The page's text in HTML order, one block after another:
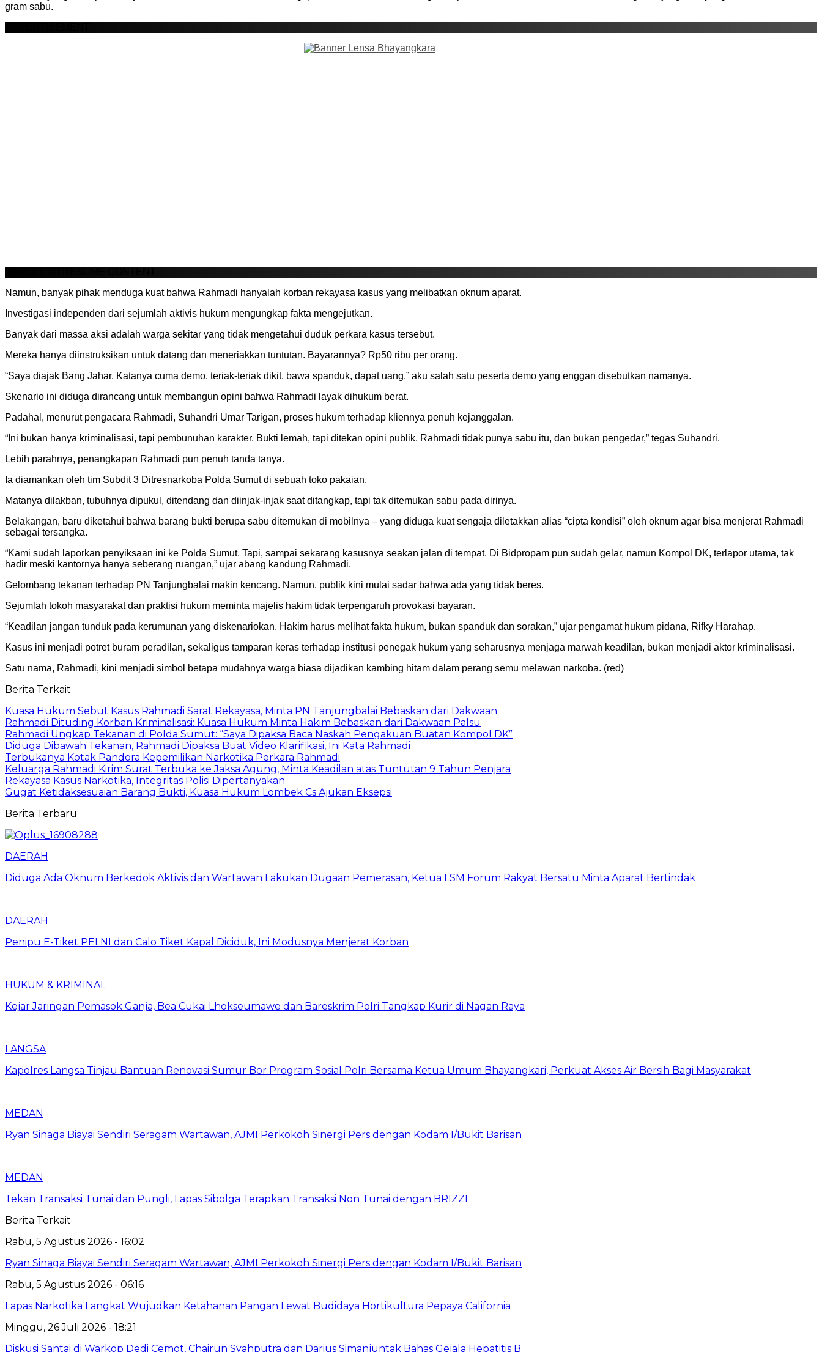
gram sabu.
Namun, banyak pihak menduga kuat bahwa Rahmadi hanyalah korban rekayasa kasus yang melibatkan oknum aparat.
Investigasi independen dari sejumlah aktivis hukum mengungkap fakta mengejutkan.
Banyak dari massa aksi adalah warga sekitar yang tidak mengetahui duduk perkara kasus tersebut.
Mereka hanya diinstruksikan untuk datang dan meneriakkan tuntutan. Bayarannya? Rp50 ribu per orang.
“Saya diajak Bang Jahar. Katanya cuma demo, teriak-teriak dikit, bawa spanduk, dapat uang,” aku salah satu peserta demo yang enggan disebutkan namanya.
Skenario ini diduga dirancang untuk membangun opini bahwa Rahmadi layak dihukum berat.
Padahal, menurut pengacara Rahmadi, Suhandri Umar Tarigan, proses hukum terhadap kliennya penuh kejanggalan.
“Ini bukan hanya kriminalisasi, tapi pembunuhan karakter. Bukti lemah, tapi ditekan opini publik. Rahmadi tidak punya sabu itu, dan bukan pengedar,” tegas Suhandri.
Lebih parahnya, penangkapan Rahmadi pun penuh tanda tanya.
Ia diamankan oleh tim Subdit 3 Ditresnarkoba Polda Sumut di sebuah toko pakaian.
Matanya dilakban, tubuhnya dipukul, ditendang dan diinjak-injak saat ditangkap, tapi tak ditemukan sabu pada dirinya.
Belakangan, baru diketahui bahwa barang bukti berupa sabu ditemukan di mobilnya – yang diduga kuat sengaja diletakkan alias “cipta kondisi” oleh oknum agar bisa menjerat Rahmadi
sebagai tersangka.
“Kami sudah laporkan penyiksaan ini ke Polda Sumut. Tapi, sampai sekarang kasusnya seakan jalan di tempat. Di Bidpropam pun sudah gelar, namun Kompol DK, terlapor utama, tak
hadir meski kantornya hanya seberang ruangan,” ujar abang kandung Rahmadi.
Gelombang tekanan terhadap PN Tanjungbalai makin kencang. Namun, publik kini mulai sadar bahwa ada yang tidak beres.
Sejumlah tokoh masyarakat dan praktisi hukum meminta majelis hakim tidak terpengaruh provokasi bayaran.
“Keadilan jangan tunduk pada kerumunan yang diskenariokan. Hakim harus melihat fakta hukum, bukan spanduk dan sorakan,” ujar pengamat hukum pidana, Rifky Harahap.
Kasus ini menjadi potret buram peradilan, sekaligus tamparan keras terhadap institusi penegak hukum yang seharusnya menjaga marwah keadilan, bukan menjadi aktor kriminalisasi.
Satu nama, Rahmadi, kini menjadi simbol betapa mudahnya warga biasa dijadikan kambing hitam dalam perang semu melawan narkoba. (red)
Berita Terkait
Kuasa Hukum Sebut Kasus Rahmadi Sarat Rekayasa, Minta PN Tanjungbalai Bebaskan dari Dakwaan
Rahmadi Dituding Korban Kriminalisasi: Kuasa Hukum Minta Hakim Bebaskan dari Dakwaan Palsu
Rahmadi Ungkap Tekanan di Polda Sumut: “Saya Dipaksa Baca Naskah Pengakuan Buatan Kompol DK”
Diduga Dibawah Tekanan, Rahmadi Dipaksa Buat Video Klarifikasi, Ini Kata Rahmadi
Terbukanya Kotak Pandora Kepemilikan Narkotika Perkara Rahmadi
Keluarga Rahmadi Kirim Surat Terbuka ke Jaksa Agung, Minta Keadilan atas Tuntutan 9 Tahun Penjara
Rekayasa Kasus Narkotika, Integritas Polisi Dipertanyakan
Gugat Ketidaksesuaian Barang Bukti, Kuasa Hukum Lombek Cs Ajukan Eksepsi
Berita Terbaru
DAERAH
Diduga Ada Oknum Berkedok Aktivis dan Wartawan Lakukan Dugaan Pemerasan, Ketua LSM Forum Rakyat Bersatu Minta Aparat Bertindak
DAERAH
Penipu E-Tiket PELNI dan Calo Tiket Kapal Diciduk, Ini Modusnya Menjerat Korban
HUKUM & KRIMINAL
Kejar Jaringan Pemasok Ganja, Bea Cukai Lhokseumawe dan Bareskrim Polri Tangkap Kurir di Nagan Raya
LANGSA
Kapolres Langsa Tinjau Bantuan Renovasi Sumur Bor Program Sosial Polri Bersama Ketua Umum Bhayangkari, Perkuat Akses Air Bersih Bagi Masyarakat
MEDAN
Ryan Sinaga Biayai Sendiri Seragam Wartawan, AJMI Perkokoh Sinergi Pers dengan Kodam I/Bukit Barisan
MEDAN
Tekan Transaksi Tunai dan Pungli, Lapas Sibolga Terapkan Transaksi Non Tunai dengan BRIZZI
Berita Terkait
Rabu, 5 Agustus 2026 - 16:02
Ryan Sinaga Biayai Sendiri Seragam Wartawan, AJMI Perkokoh Sinergi Pers dengan Kodam I/Bukit Barisan
Rabu, 5 Agustus 2026 - 06:16
Lapas Narkotika Langkat Wujudkan Ketahanan Pangan Lewat Budidaya Hortikultura Pepaya California
Minggu, 26 Juli 2026 - 18:21
Diskusi Santai di Warkop Dedi Cemot, Chairun Syahputra dan Darius Simanjuntak Bahas Gejala Hepatitis B